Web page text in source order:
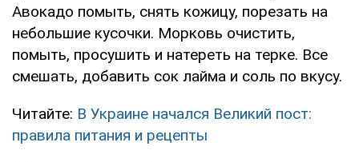
Авокадо помыть, снять кожицу, порезать на
небольшие кусочки. Морковь очистить,
помыть, просушить и натереть на терке. Все
смешать, добавить сок лайма и соль по вкусу.
Читайте: В Украине начался Великий пост:
правила питания и рецепты